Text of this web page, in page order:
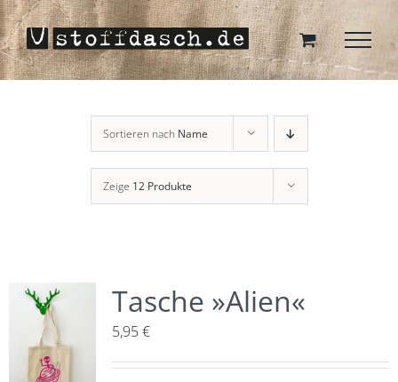
Zum
Inhalt
springen
Sortieren nach Name
Zeige 12 Produkte
Tasche »Alien«
5,95€